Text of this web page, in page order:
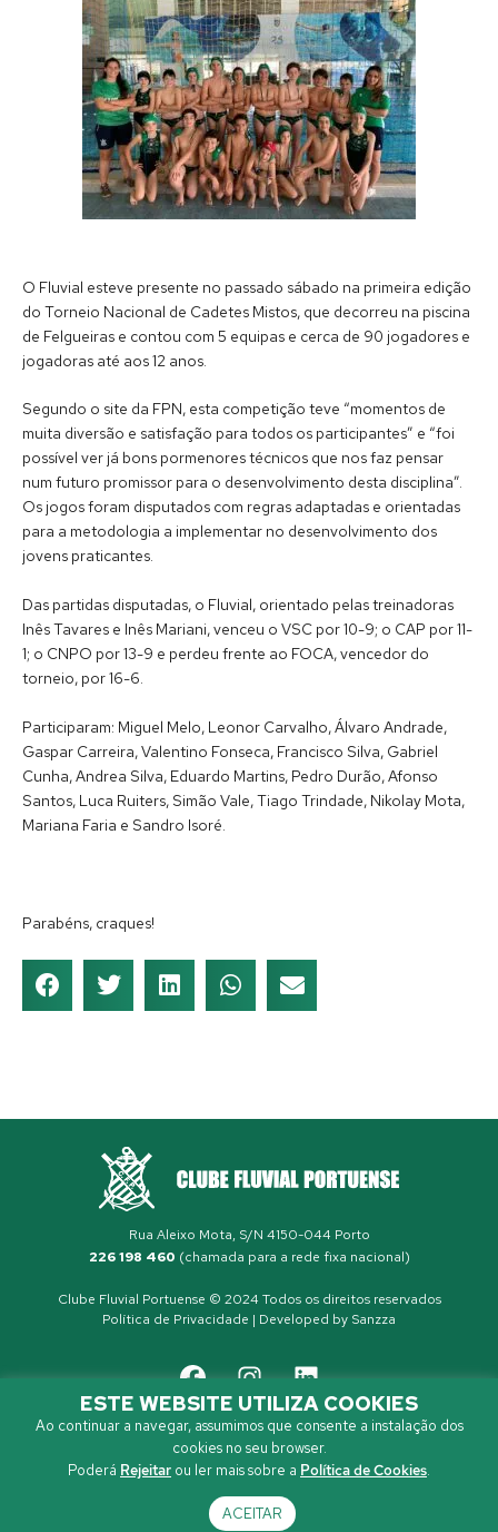
O Fluvial esteve presente no passado sábado na primeira edição
do Torneio Nacional de Cadetes Mistos, que decorreu na piscina
de Felgueiras e contou com 5 equipas e cerca de 90 jogadores e
jogadoras até aos 12 anos.
Segundo o site da FPN, esta competição teve “momentos de
muita diversão e satisfação para todos os participantes” e “foi
possível ver já bons pormenores técnicos que nos faz pensar
num futuro promissor para o desenvolvimento desta disciplina”.
Os jogos foram disputados com regras adaptadas e orientadas
para a metodologia a implementar no desenvolvimento dos
jovens praticantes.
Das partidas disputadas, o Fluvial, orientado pelas treinadoras
Inês Tavares e Inês Mariani, venceu o VSC por 10-9; o CAP por 11-
1; o CNPO por 13-9 e perdeu frente ao FOCA, vencedor do
torneio, por 16-6.
Participaram: Miguel Melo, Leonor Carvalho, Álvaro Andrade,
Gaspar Carreira, Valentino Fonseca, Francisco Silva, Gabriel
Cunha, Andrea Silva, Eduardo Martins, Pedro Durão, Afonso
Santos, Luca Ruiters, Simão Vale, Tiago Trindade, Nikolay Mota,
Mariana Faria e Sandro Isoré.
Parabéns, craques!
Rua Aleixo Mota, S/N 4150-044 Porto
226 198 460 (chamada para a rede fixa nacional)
Clube Fluvial Portuense © 2024 Todos os direitos reservados
Política de Privacidade | Developed by Sanzza
ESTE WEBSITE UTILIZA COOKIES
Ao continuar a navegar, assumimos que consente a instalação dos
cookies no seu browser.
Poderá Rejeitar ou ler mais sobre a Política de Cookies.
ACEITAR